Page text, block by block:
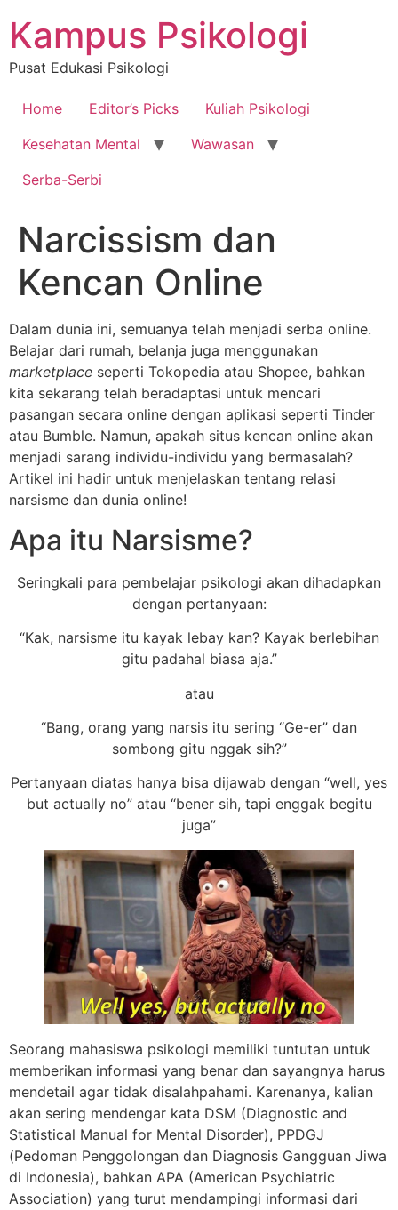
content
Kampus Psikologi
Pusat Edukasi Psikologi
Home Editor’s Picks
Kuliah Psikologi
Kesehatan Mental
Wawasan
Serba-Serbi
Narcissism dan
Kencan Online
Dalam dunia ini, semuanya telah menjadi serba online.
Belajar dari rumah, belanja juga menggunakan
marketplace seperti Tokopedia atau Shopee, bahkan
kita sekarang telah beradaptasi untuk mencari
pasangan secara online dengan aplikasi seperti Tinder
atau Bumble. Namun, apakah situs kencan online akan
menjadi sarang individu-individu yang bermasalah?
Artikel ini hadir untuk menjelaskan tentang relasi
narsisme dan dunia online!
Apa itu Narsisme?
Seringkali para pembelajar psikologi akan dihadapkan
dengan pertanyaan:
“Kak, narsisme itu kayak lebay kan? Kayak berlebihan
gitu padahal biasa aja.”
atau
“Bang, orang yang narsis itu sering “Ge-er” dan
sombong gitu nggak sih?”
Pertanyaan diatas hanya bisa dijawab dengan “well, yes
but actually no” atau “bener sih, tapi enggak begitu
juga”
Seorang mahasiswa psikologi memiliki tuntutan untuk
memberikan informasi yang benar dan sayangnya harus
mendetail agar tidak disalahpahami. Karenanya, kalian
akan sering mendengar kata DSM (Diagnostic and
Statistical Manual for Mental Disorder), PPDGJ
(Pedoman Penggolongan dan Diagnosis Gangguan Jiwa
di Indonesia), bahkan APA (American Psychiatric
Association) yang turut mendampingi informasi dari